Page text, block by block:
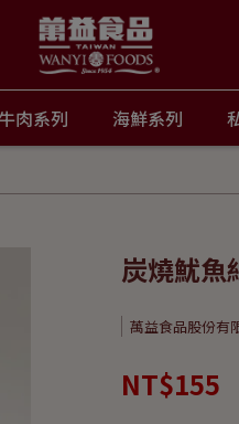
肉系列 海鮮系列
炭燒魷魚
萬益食品股份有
NT$155